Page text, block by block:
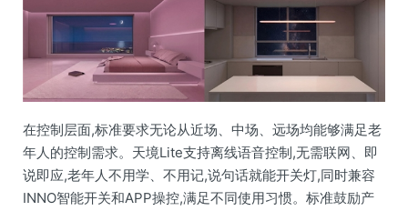
在控制层面,标准要求无论从近场、中场、远场均能够满足老
年人的控制需求。天境Lite支持离线语音控制,无需联网、即
说即应,老年人不用学、不用记,说句话就能开关灯,同时兼容
INNO智能开关和APP操控,满足不同使用习惯。标准鼓励产